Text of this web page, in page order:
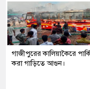
গাজীপুরের কালিয়াকৈরে
করা গাড়িতে আগুন।